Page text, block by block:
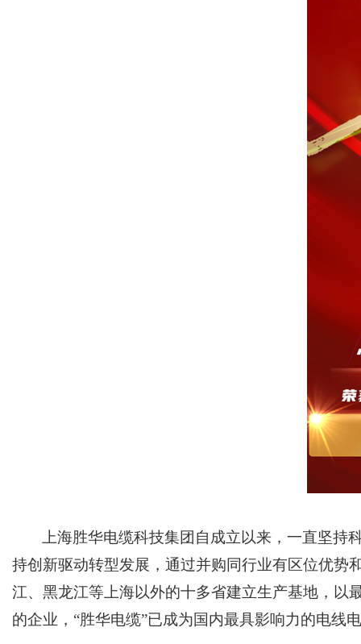
上海胜华电缆科技集团自成立以来，一直坚
持创新驱动转型发展，通过并购同行业有区位优势
江、黑龙江等上海以外的十多省建立生产基地，以
的企业，“胜华电缆”已成为国内最具影响力的电线